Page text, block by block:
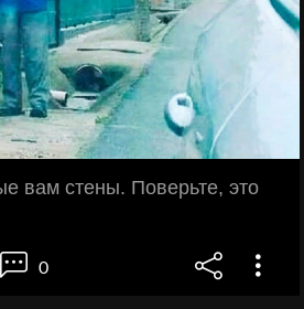
вам стены. Поверьте, это
0